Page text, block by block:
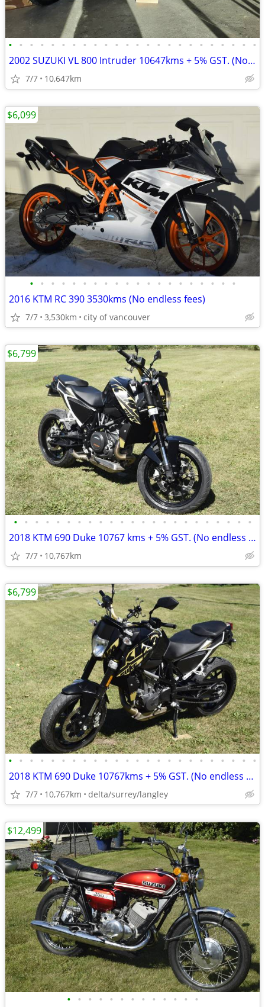
• • • • • • • • • • • • • • • • • • • • • • • •
2002 SUZUKI VL 800 Intruder 10647kms + 5% GST. (No endless fees)
7/7 10,647km
• • • • • • • • • • • • • • • • • • • •
2016 KTM RC 390 3530kms (No endless fees)
7/7 3,530km city of vancouver
$6,099
• • • • • • • • • • • • • • • • • • • • • • •
2018 KTM 690 Duke 10767 kms + 5% GST. (No endless fees)
7/7 10,767km
$6,799
• • • • • • • • • • • • • • • • • • • • • • • •
2018 KTM 690 Duke 10767kms + 5% GST. (No endless fees)
7/7 10,767km delta/surrey/langley
$6,799
• • • • • • • • • • • • •
$12,499